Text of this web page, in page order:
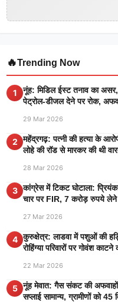
🔥Trending Now
1
नूंह: मिडिल ईस्ट तनाव का
पेट्रोल-डीजल देने पर रोक,
29 Mar 2026
2
महेंद्रगढ़: पत्नी की हत्या के
लोहे की रॉड से मारकर की थी
28 Mar 2026
3 कांग्रेस में टिकट घोटाला:
चार पर FIR, 7 करोड़ रुपये लेने
27 Mar 2026
4 कुरुक्षेत्र: लाडवा में पशुओं की
रोहिंग्या परिवारों पर गोवंश
22 Mar 2026
5 नूंह मेवात: गैस संकट की अफवाहों
सप्लाई सामान्य, ग्रामीणों को